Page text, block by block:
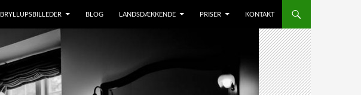
BRYLLUPSBILLEDER BLOG LANDSDÆKKENDE PRISER KONTAKT